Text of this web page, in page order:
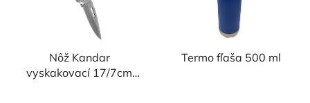
Nôž Kandar
vyskakovací 17/7cm
Termo fľaša 500 ml